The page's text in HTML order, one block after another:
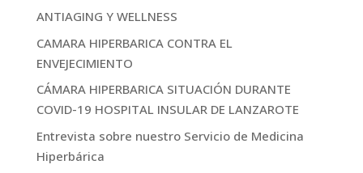
ANTIAGING Y WELLNESS
CAMARA HIPERBARICA CONTRA EL
ENVEJECIMIENTO
CÁMARA HIPERBARICA SITUACIÓN DURANTE
COVID-19 HOSPITAL INSULAR DE LANZAROTE
Entrevista sobre nuestro Servicio de Medicina
Hiperbárica